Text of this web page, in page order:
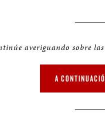
averiguando sobre
A